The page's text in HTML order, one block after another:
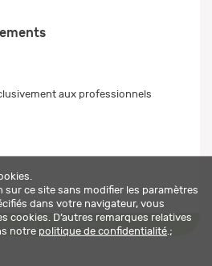
aux professionnels
ce site sans modifier les paramètres
dans votre navigateur, vous
cookies. D’autres remarques relatives
notre politique de confidentialité .;